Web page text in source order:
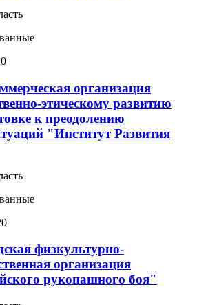
организация
этическому развитию
к преодолению
"Институт Развития
физкультурно-
организация
рукопашного боя"